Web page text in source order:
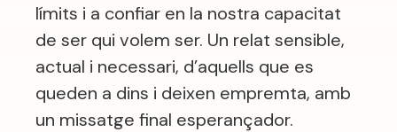
límits i a confiar en la nostra capacitat
de ser qui volem ser. Un relat sensible,
actual i necessari, d’aquells que es
queden a dins i deixen empremta, amb
un missatge final esperançador.